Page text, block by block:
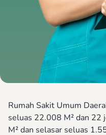
Rumah Sakit Umum
seluas 22.008 M² dan 22
M² dan selasar seluas